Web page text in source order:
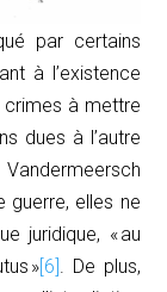
par certains
à l’existence
crimes à mettre
dues à l’autre
guerre, elles ne
juridique, « au
» [6] . De plus,